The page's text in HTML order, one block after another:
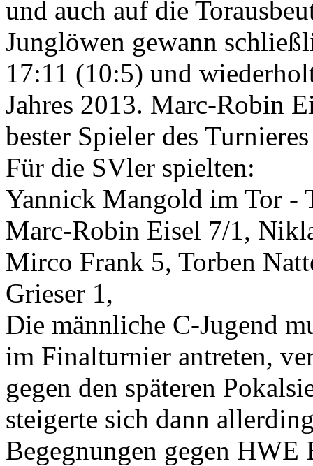
und auch auf die
Junglöwen gewann
17:11 (10:5) und
Jahres 2013. Marc-Robin
bester Spieler des
Für die SVler spielten:
Yannick Mangold im Tor -
Marc-Robin Eisel 7/1,
Mirco Frank 5, Torben
Grieser 1,
Die männliche C-Jugend
im Finalturnier antreten,
gegen den späteren
steigerte sich dann
Begegnungen gegen